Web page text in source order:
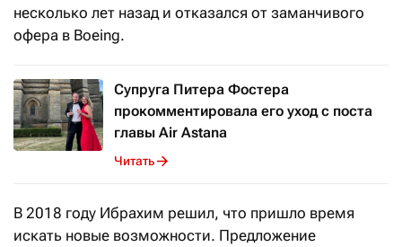
несколько лет назад и отказался от заманчивого
офера в Boeing.
Супруга Питера Фостера
прокомментировала его уход с поста
главы Air Astana
Читать
В 2018 году Ибрахим решил, что пришло время
искать новые возможности. Предложение